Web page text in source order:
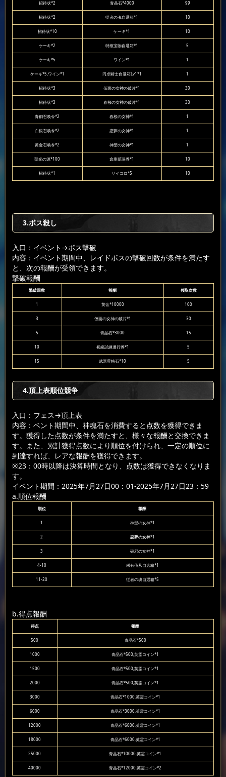
招待状*2 青晶石*4000 99
招待状*2 従者の魂自選箱*1 10
招待状*10 ケーキ*1 10
ケーキ*2 特級宝物自選箱*1 5
ケーキ*5 ワイン*1 1
ケーキ*5,ワイン*1 円卓騎士自選箱Lv1*1 1
招待状*3 仮面の女神の破片*1 30
招待状*3 春桜の女神の破片*1 30
青銅召喚令*2 春桜の女神*1 1
白銀召喚令*2 恋夢の女神*1 1
黄金召喚令*2 神聖の女神*1 1
聖光の源*100 倉庫拡張券*1 10
招待状*1 サイコロ*5 10
3.ボス殺し
入口：イベント →ボス撃破
内容：イベント期間中、レイドボスの撃破回数が条件を満たす
と、次の報酬が受領できます。
撃破報酬
撃破回数 報酬 领取次数
1 黄金*10000 100
3 仮面の女神の破片*1 30
5 青晶石*3000 15
10 初級試練通行券*1 5
15 武器昇格石*10 5
4.頂上表順位競争
入口：フェス→頂上表
内容：ベント期間中、神魂石を消費すると点数を獲得できま
す。獲得した点数が条件を満たすと、様々な報酬と交換できま
す。また、累計獲得点数により順位を付けられ、一定の順位に
到達すれば、レアな報酬を獲得できます。
※23：00時以降は決算時間となり、点数は獲得できなくなりま
す。
イベント期間：2025年7月27日00：01-2025年7月27日23：59
a.順位報酬
順位 報酬
1 神聖の女神*1
2 恋夢の女神*1
3 破邪の女神*1
4-10 稀有侍从自选箱*1
11-20 従者の魂自選箱*5
b.得点報酬
得点 報酬
500 青晶石*500
1000 青晶石*500,英霊コイン*1
1500 青晶石*500,英霊コイン*1
2000 青晶石*500,英霊コイン*1
3000 青晶石*1000,英霊コイン*1
6000 青晶石*3000,英霊コイン*1
12000 青晶石*6000,英霊コイン*1
18000 青晶石*6000,英霊コイン*1
25000 青晶石*10000,英霊コイン*1
40000 青晶石*12000,英霊コイン*2